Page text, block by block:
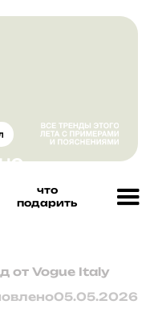
что
подарить
от Vogue Italy
05.05.2026